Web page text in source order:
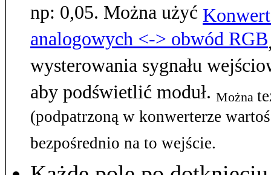
np: 0,05. Można użyć
analogowych <-> obwód RGB
wysterowania sygnału
aby podświetlić moduł. Można
(podpatrzoną w konwerterze
bezpośrednio na to wejście.